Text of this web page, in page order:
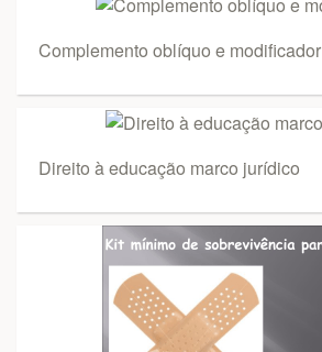
Complemento oblíquo e modificador
Direito à educação marco jurídico